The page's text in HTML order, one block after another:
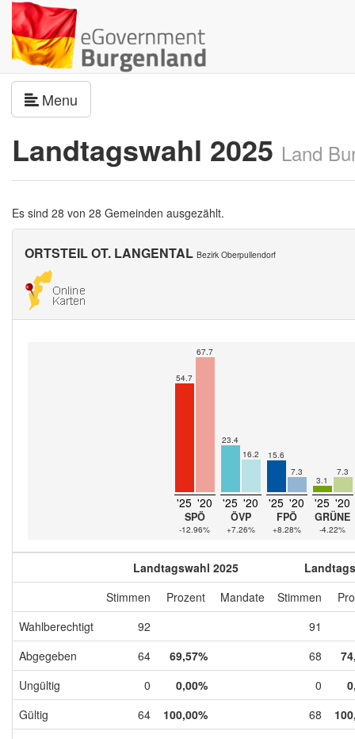
Menu
Landtagswahl 2025 Land
Es sind 28 von 28 Gemeinden ausgezählt.
ORTSTEIL OT. LANGENTAL Bezirk Oberpullendorf
54.7
67.7
'25 '20
SPÖ
-12.96%
23.4
16.2
'25 '20
ÖVP
+7.26%
15.6
7.3
'25 '20
FPÖ
+8.28%
3.1
7.3
'25 '20
GRÜNE
-4.22%
Landtagswahl 2025
Stimmen
Prozent Mandate Stimmen
Wahlberechtigt
92
91
Abgegeben
64 69,57% 68
Ungültig
0 0,00% 0
Gültig
64 100,00% 68